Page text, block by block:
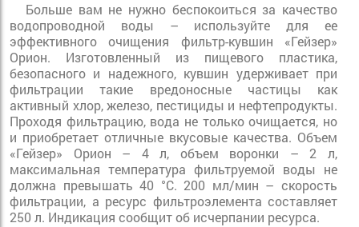
Больше вам не нужно беспокоиться за качество
водопроводной воды – используйте для ее
эффективного очищения фильтр-кувшин «Гейзер»
Орион. Изготовленный из пищевого пластика,
безопасного и надежного, кувшин удерживает при
фильтрации такие вредоносные частицы как
активный хлор, железо, пестициды и нефтепродукты.
Проходя фильтрацию, вода не только очищается, но
и приобретает отличные вкусовые качества. Объем
«Гейзер» Орион – 4 л, объем воронки – 2 л,
максимальная температура фильтруемой воды не
должна превышать 40 °С. 200 мл/мин – скорость
фильтрации, а ресурс фильтроэлемента составляет
250 л. Индикация сообщит об исчерпании ресурса.